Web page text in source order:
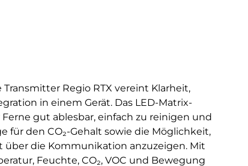
des Bildes.
Regio RTX vereint Klarheit,
in einem Gerät. Das LED-Matrix-
gut ablesbar, einfach zu reinigen und
für den CO₂-Gehalt sowie die Möglichkeit,
die Kommunikation anzuzeigen. Mit
Feuchte, CO₂, VOC und Bewegung